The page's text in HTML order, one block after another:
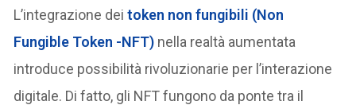
L’integrazione deitoken non fungibili (Non
Fungible Token -NFT) nella realtà aumentata
introduce possibilità rivoluzionarie per l’interazione
digitale. Di fatto, gli NFT fungono da ponte tra il